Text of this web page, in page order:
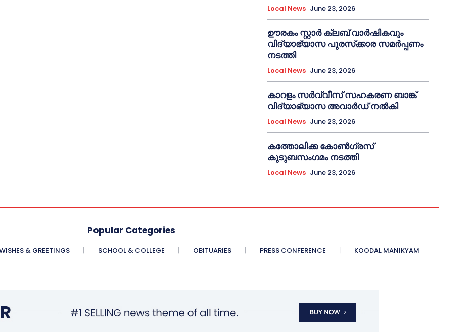
Local News June 23, 2026
ഊരകം സ്റ്റാർ ക്ലബ് വാർഷികവും
വിദ്യാഭ്യാസ പുരസ്‌ക്കാര സമർപ്പണം
നടത്തി
Local News June 23, 2026
കാറളം സർവ്വീസ് സഹകരണ ബാങ്ക്
വിദ്യാഭ്യാസ അവാർഡ് നൽകി
Local News June 23, 2026
കത്തോലിക്ക കോൺഗ്രസ്
കുടുബസംഗമം നടത്തി
Local News June 23, 2026
Popular Categories
& GREETINGS SCHOOL & COLLEGE OBITUARIES PRESS CONFERENCE KOODAL MANIKYAM